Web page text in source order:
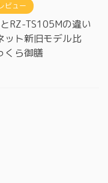
ビュー
RZ-TS105Mの違い
ット新旧モデル比
くら御膳